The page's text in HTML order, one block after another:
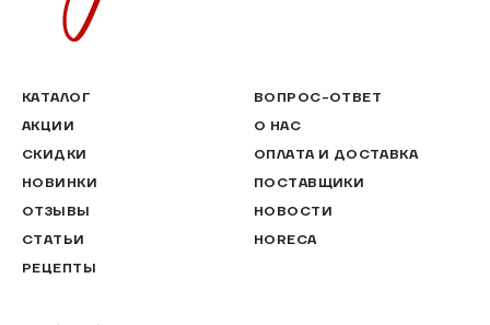
КАТАЛОГ
АКЦИИ
СКИДКИ
НОВИНКИ
ОТЗЫВЫ
СТАТЬИ
РЕЦЕПТЫ
ВОПРОС-ОТВЕТ
О НАС
ОПЛАТА И ДОСТАВКА
ПОСТАВЩИКИ
НОВОСТИ
HORECA